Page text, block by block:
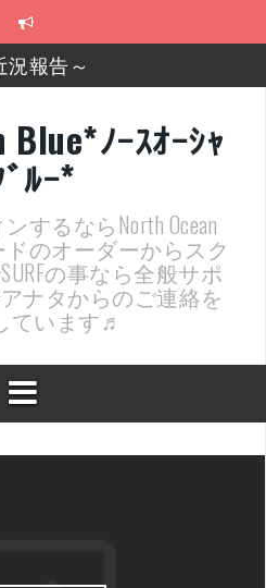
況報告～
あざ～した！
況報告ww
ターーーー！！！
部予選・検定開催決定！
Blue*ﾉｰｽｵｰｼｬ
ﾙｰ*
するならNorth Ocean
ドのオーダーからスク
の事なら全般サポ
ナタからのご連絡を
ています♬